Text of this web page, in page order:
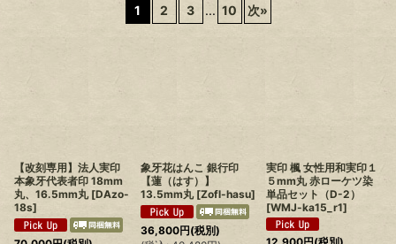
1 2 3 ... 10 次»
【改刻専用】法人実印
本象牙代表者印 18mm
丸、16.5mm丸 [DAzo-
18s]
象牙花はんこ 銀行印
【蓮（はす）】
13.5mm丸 [Zofl-hasu]
36,800円(税別)
実印 楓 女性用和実印１
５mm丸 赤ローケツ染
単品セット（D-2）
[WMJ-ka15_r1]